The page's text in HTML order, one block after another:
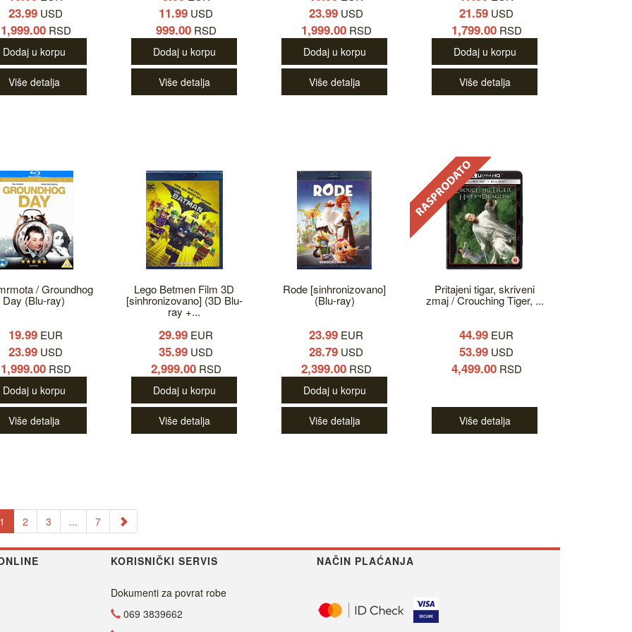
23.99 USD
1,999.00RSD
Dodaj u korpu
Više detalja
11.99 USD
999.00RSD
Dodaj u korpu
Više detalja
23.99 USD
1,999.00RSD
Dodaj u korpu
Više detalja
21.59 USD
1,799.00RSD
Dodaj u korpu
Više detalja
/ Groundhog
Day (Blu-ray)
19.99 EUR
23.99 USD
1,999.00RSD
Dodaj u korpu
Više detalja
Lego Betmen Film 3D
[sinhronizovano] (3D Blu-
ray +...
29.99 EUR
35.99 USD
2,999.00RSD
Dodaj u korpu
Više detalja
Rode [sinhronizovano]
(Blu-ray)
23.99 EUR
28.79 USD
2,399.00RSD
Dodaj u korpu
Više detalja
Pritajeni tigar, skriveni
zmaj / Crouching Tiger, ...
44.99 EUR
53.99 USD
4,499.00RSD
Više detalja
2 3 ... 7
KORISNIČKI SERVIS NAČIN PLAĆANJA
Dokumenti za povrat robe
069 3839662